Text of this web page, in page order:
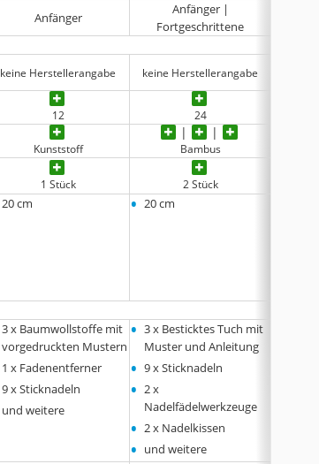
Anfänger
Anfänger |
Fortgeschrittene
keine Herstellerangabe keine Herstellerangabe
12 24
Kunststoff Bambus
1 Stück 2 Stück
20 cm • 20 cm
3 x Baumwollstoffe mit
vorgedruckten Mustern
1 x Fadenentferner
9 x Sticknadeln
und weitere
• 3 x Besticktes Tuch mit
Muster und Anleitung
• 9 x Sticknadeln
• 2 x
Nadelfädelwerkzeuge
• 2 x Nadelkissen
• und weitere